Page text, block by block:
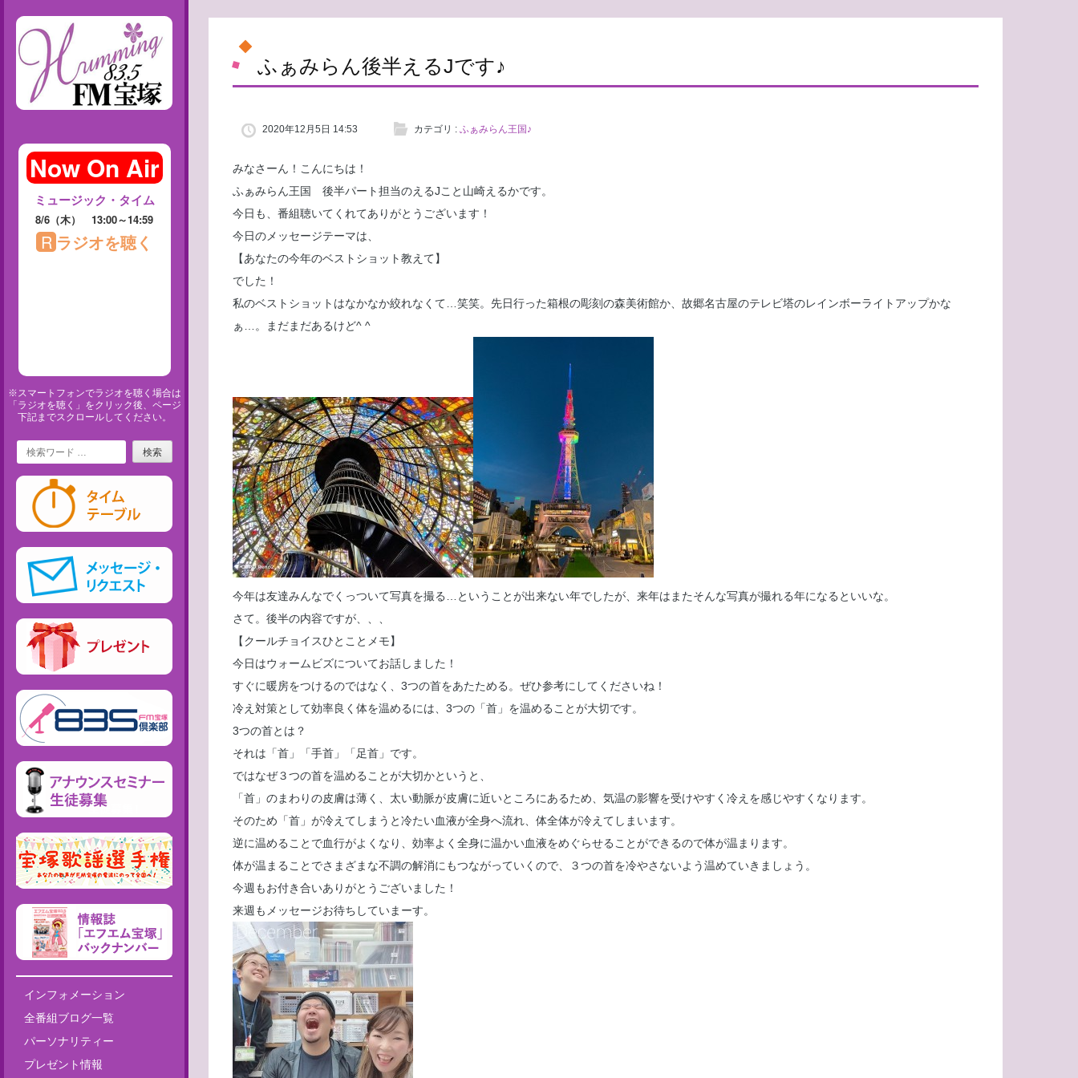
※スマートフォンでラジオを聴く場合は
「ラジオを聴く」をクリック後、ページ
下記までスクロールしてください。
Search
インフォメーション
全番組ブログ一覧
パーソナリティー
プレゼント情報
ふぁみらん後半えるJです♪
2020年12月5日 14:53 カテゴリ : ふぁみらん王国♪
みなさーん！こんにちは！
ふぁみらん王国 後半パート担当のえるJこと山崎えるかです。
今日も、番組聴いてくれてありがとうございます！
今日のメッセージテーマは、
【あなたの今年のベストショット教えて】
でした！
私のベストショットはなかなか絞れなくて…笑笑。先日行った箱根の彫刻の森美術館か、故郷名古屋のテレビ塔のレインボーライトアップかな
ぁ…。まだまだあるけど^ ^
今年は友達みんなでくっついて写真を撮る…ということが出来ない年でしたが、来年はまたそんな写真が撮れる年になるといいな。
さて。後半の内容ですが、、、
【クールチョイスひとことメモ】
今日はウォームビズについてお話しました！
すぐに暖房をつけるのではなく、3つの首をあたためる。ぜひ参考にしてくださいね！
冷え対策として効率良く体を温めるには、3つの「首」を温めることが大切です。
3つの首とは？
それは「首」「手首」「足首」です。
ではなぜ３つの首を温めることが大切かというと、
「首」のまわりの皮膚は薄く、太い動脈が皮膚に近いところにあるため、気温の影響を受けやすく冷えを感じやすくなります。
そのため「首」が冷えてしまうと冷たい血液が全身へ流れ、体全体が冷えてしまいます。
逆に温めることで血行がよくなり、効率よく全身に温かい血液をめぐらせることができるので体が温まります。
体が温まることでさまざまな不調の解消にもつながっていくので、３つの首を冷やさないよう温めていきましょう。
今週もお付き合いありがとうございました！
来週もメッセージお待ちしていまーす。